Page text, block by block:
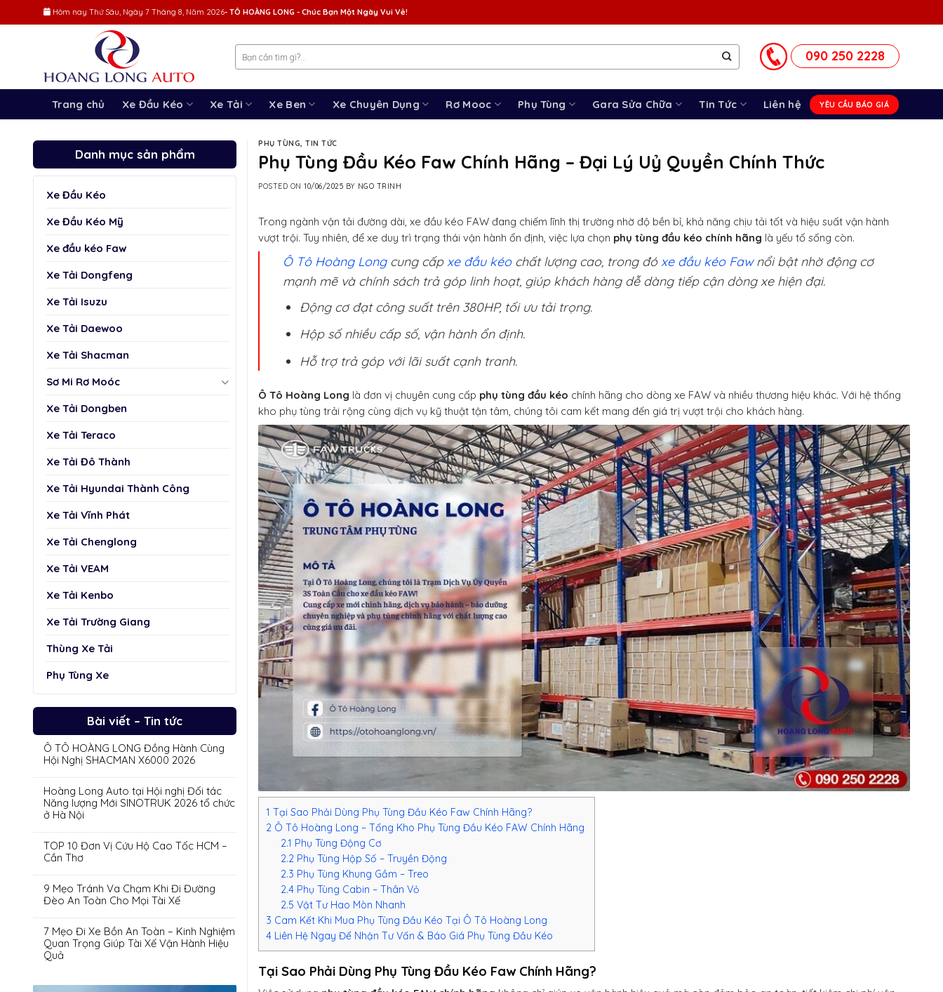
to
Hôm nay Thứ Sáu, Ngày 7 Tháng 8, Năm 2026- TÔ HOÀNG LONG - Chúc Bạn Một Ngày Vui Vẻ!
090 250 2228
Trang chủ Xe Đầu Kéo Xe Tải Xe Ben Xe Chuyên Dụng Rơ Mooc Phụ Tùng Gara Sửa Chữa Tin Tức Liên hệ YÊU CẦU BÁO GIÁ
Danh mục sản phẩm
Xe Đầu Kéo
Xe Đầu Kéo Mỹ
Xe đầu kéo Faw
Xe Tải Dongfeng
Xe Tải Isuzu
Xe Tải Daewoo
Xe Tải Shacman
Sơ Mi Rơ Moóc
Xe Tải Dongben
Xe Tải Teraco
Xe Tải Đô Thành
Xe Tải Hyundai Thành Công
Xe Tải Vĩnh Phát
Xe Tải Chenglong
Xe Tải VEAM
Xe Tải Kenbo
Xe Tải Trường Giang
Thùng Xe Tải
Phụ Tùng Xe
Bài viết – Tin tức
Ô TÔ HOÀNG LONG Đồng Hành Cùng
Hội Nghị SHACMAN X6000 2026
Hoàng Long Auto tại Hội nghị Đối tác
Năng lượng Mới SINOTRUK 2026 tổ chức
ở Hà Nội
TOP 10 Đơn Vị Cứu Hộ Cao Tốc HCM –
Cần Thơ
9 Mẹo Tránh Va Chạm Khi Đi Đường
Đèo An Toàn Cho Mọi Tài Xế
7 Mẹo Đi Xe Bồn An Toàn – Kinh Nghiệm
Quan Trọng Giúp Tài Xế Vận Hành Hiệu
Quả
PHỤ TÙNG,TIN TỨC
Phụ Tùng Đầu Kéo Faw Chính Hãng – Đại Lý Uỷ Quyền Chính Thức
POSTED ON10/06/2025 BY NGO TRINH
Trong ngành vận tải đường dài, xe đầu kéo FAW đang chiếm lĩnh thị trường nhờ độ bền bỉ, khả năng chịu tải tốt và hiệu suất vận hành
vượt trội. Tuy nhiên, để xe duy trì trạng thái vận hành ổn định, việc lựa chọn phụ tùng đầu kéo chính hãng là yếu tố sống còn.
Ô Tô Hoàng Longcung cấp xe đầu kéochất lượng cao, trong đó xe đầu kéo Fawnổi bật nhờ động cơ
mạnh mẽ và chính sách trả góp linh hoạt, giúp khách hàng dễ dàng tiếp cận dòng xe hiện đại.
Động cơ đạt công suất trên 380HP, tối ưu tải trọng.
Hộp số nhiều cấp số, vận hành ổn định.
Hỗ trợ trả góp với lãi suất cạnh tranh.
Ô Tô Hoàng Long là đơn vị chuyên cung cấp phụ tùng đầu kéo chính hãng cho dòng xe FAW và nhiều thương hiệu khác. Với hệ thống
kho phụ tùng trải rộng cùng dịch vụ kỹ thuật tận tâm, chúng tôi cam kết mang đến giá trị vượt trội cho khách hàng.
1 Tại Sao Phải Dùng Phụ Tùng Đầu Kéo Faw Chính Hãng?
2 Ô Tô Hoàng Long – Tổng Kho Phụ Tùng Đầu Kéo FAW Chính Hãng
2.1 Phụ Tùng Động Cơ
2.2 Phụ Tùng Hộp Số – Truyền Động
2.3 Phụ Tùng Khung Gầm – Treo
2.4 Phụ Tùng Cabin – Thân Vỏ
2.5 Vật Tư Hao Mòn Nhanh
3 Cam Kết Khi Mua Phụ Tùng Đầu Kéo Tại Ô Tô Hoàng Long
4 Liên Hệ Ngay Để Nhận Tư Vấn & Báo Giá Phụ Tùng Đầu Kéo
Tại Sao Phải Dùng Phụ Tùng Đầu Kéo Faw Chính Hãng?